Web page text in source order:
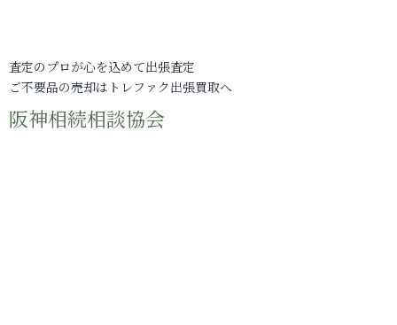
査定のプロが心を込めて出張査定
ご不要品の売却はトレファク出張買取へ
阪神相続相談協会